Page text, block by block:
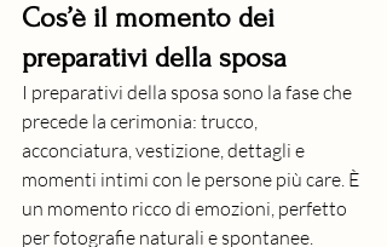
Cos’è il momento dei
preparativi della sposa
I preparativi della sposa sono la fase che
precede la cerimonia: trucco,
acconciatura, vestizione, dettagli e
momenti intimi con le persone più care. È
un momento ricco di emozioni, perfetto
per fotografie naturali e spontanee.